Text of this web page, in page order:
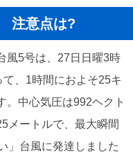
注意点は?
風5号は、27日日曜3時
、1時間におよそ25キ
。中心気圧は992ヘクト
メートルで、最大瞬間
」台風に発達しました